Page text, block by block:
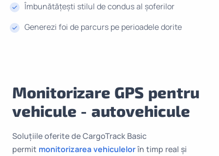
Monitorizare GPS pentru
vehicule - autovehicule
Soluțiile oferite de CargoTrack Basic
permit monitorizarea vehiculelorîn timp real și
Îmbunătățești stilul de condus al șoferilor
Generezi foi de parcurs pe perioadele dorite